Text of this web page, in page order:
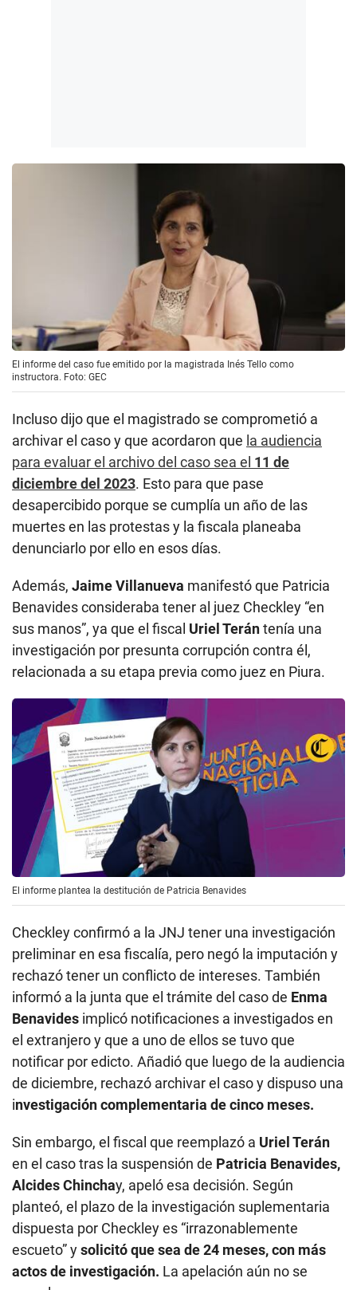
El informe del caso fue emitido por la magistrada Inés Tello como
instructora. Foto: GEC
Incluso dijo que el magistrado se comprometió a
archivar el caso y que acordaron que la audiencia
para evaluar el archivo del caso sea el 11 de
diciembre del 2023. Esto para que pase
desapercibido porque se cumplía un año de las
muertes en las protestas y la fiscala planeaba
denunciarlo por ello en esos días.
Además, Jaime Villanueva manifestó que Patricia
Benavides consideraba tener al juez Checkley “en
sus manos”, ya que el fiscal Uriel Terántenía una
investigación por presunta corrupción contra él,
relacionada a su etapa previa como juez en Piura.
El informe plantea la destitución de Patricia Benavides
Checkley confirmó a la JNJ tener una investigación
preliminar en esa fiscalía, pero negó la imputación y
rechazó tener un conflicto de intereses. También
informó a la junta que el trámite del caso de Enma
Benavides implicó notificaciones a investigados en
el extranjero y que a uno de ellos se tuvo que
notificar por edicto. Añadió que luego de la audiencia
de diciembre, rechazó archivar el caso y dispuso una
investigación complementaria de cinco meses.
Sin embargo, el fiscal que reemplazó a Uriel Terán
en el caso tras la suspensión de Patricia Benavides,
Alcides Chinchay, apeló esa decisión. Según
planteó, el plazo de la investigación suplementaria
dispuesta por Checkley es “irrazonablemente
escueto” ysolicitó que sea de 24 meses, con más
actos de investigación. La apelación aún no se